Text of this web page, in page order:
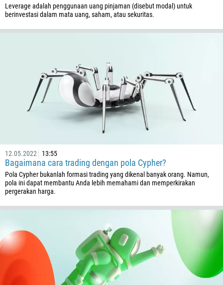
Leverage adalah penggunaan uang pinjaman (disebut modal) untuk
berinvestasi dalam mata uang, saham, atau sekuritas.
12.05.2022 13:55
Bagaimana cara trading dengan pola Cypher?
Pola Cypher bukanlah formasi trading yang dikenal banyak orang. Namun,
pola ini dapat membantu Anda lebih memahami dan memperkirakan
pergerakan harga.